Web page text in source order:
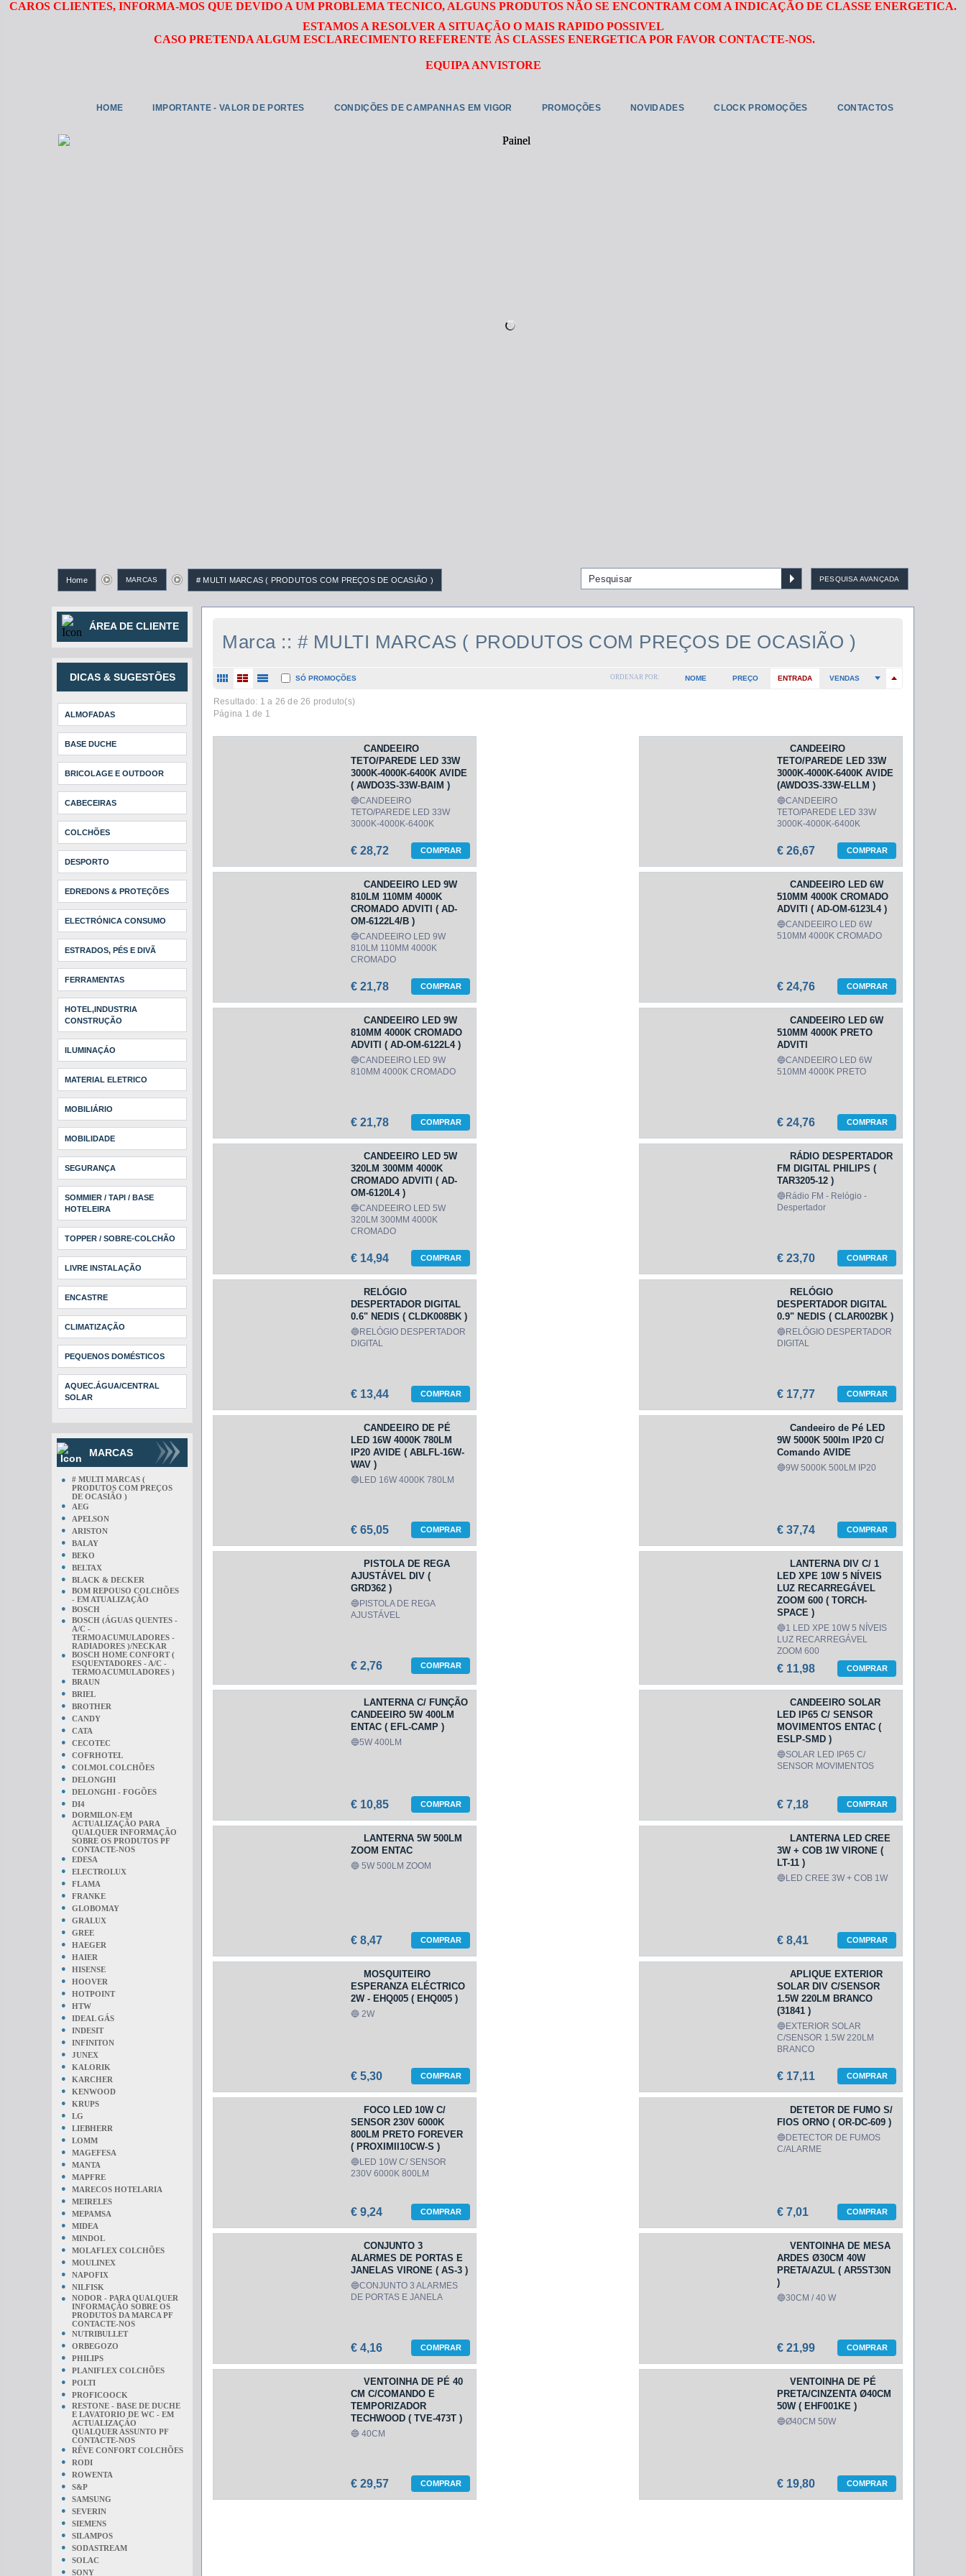
CAROS CLIENTES, INFORMA-MOS QUE DEVIDO A UM PROBLEMA TECNICO, ALGUNS PRODUTOS NÃO SE ENCONTRAM COM A INDICAÇÃO DE CLASSE ENERGETICA.
ESTAMOS A RESOLVER A SITUAÇÃO O MAIS RAPIDO POSSIVEL
CASO PRETENDA ALGUM ESCLARECIMENTO REFERENTE ÀS CLASSES ENERGETICA POR FAVOR CONTACTE-NOS.
EQUIPA ANVISTORE
HOME IMPORTANTE - VALOR DE PORTES CONDIÇÕES DE CAMPANHAS EM VIGOR PROMOÇÕES NOVIDADES CLOCK PROMOÇÕES CONTACTOS
Home MARCAS # MULTI MARCAS ( PRODUTOS COM PREÇOS DE OCASIÃO ) PESQUISA AVANÇADA
ÁREA DE CLIENTE
DICAS & SUGESTÕES
ALMOFADAS
BASE DUCHE
BRICOLAGE E OUTDOOR
CABECEIRAS
COLCHÕES
DESPORTO
EDREDONS & PROTEÇÕES
ELECTRÓNICA CONSUMO
ESTRADOS, PÉS E DIVÃ
FERRAMENTAS
HOTEL,INDUSTRIA
CONSTRUÇÃO
ILUMINAÇÁO
MATERIAL ELETRICO
MOBILIÁRIO
MOBILIDADE
SEGURANÇA
SOMMIER / TAPI / BASE
HOTELEIRA
TOPPER / SOBRE-COLCHÃO
LIVRE INSTALAÇÃO
ENCASTRE
CLIMATIZAÇÃO
PEQUENOS DOMÉSTICOS
AQUEC.ÁGUA/CENTRAL
SOLAR
MARCAS
●
# MULTI MARCAS (
PRODUTOS COM PREÇOS
DE OCASIÃO )
●
AEG
●
APELSON
●
ARISTON
●
BALAY
●
BEKO
●
BELTAX
●
BLACK & DECKER
●
BOM REPOUSO COLCHÕES
- EM ATUALIZAÇÃO
●
BOSCH
●
BOSCH (ÁGUAS QUENTES -
A/C -
TERMOACUMULADORES -
RADIADORES )/NECKAR
●
BOSCH HOME CONFORT (
ESQUENTADORES - A/C -
TERMOACUMULADORES )
●
BRAUN
●
BRIEL
●
BROTHER
●
CANDY
●
CATA
●
CECOTEC
●
COFRHOTEL
●
COLMOL COLCHÕES
●
DELONGHI
●
DELONGHI - FOGÕES
●
DI4
●
DORMILON-EM
ACTUALIZAÇÃO PARA
QUALQUER INFORMAÇÃO
SOBRE OS PRODUTOS PF
CONTACTE-NOS
●
EDESA
●
ELECTROLUX
●
FLAMA
●
FRANKE
●
GLOBOMAY
●
GRALUX
●
GREE
●
HAEGER
●
HAIER
●
HISENSE
●
HOOVER
●
HOTPOINT
●
HTW
●
IDEAL GÁS
●
INDESIT
●
INFINITON
●
JUNEX
●
KALORIK
●
KARCHER
●
KENWOOD
●
KRUPS
●
LG
●
LIEBHERR
●
LOMM
●
MAGEFESA
●
MANTA
●
MAPFRE
●
MARECOS HOTELARIA
●
MEIRELES
●
MEPAMSA
●
MIDEA
●
MINDOL
●
MOLAFLEX COLCHÕES
●
MOULINEX
●
NAPOFIX
●
NILFISK
●
NODOR - PARA QUALQUER
INFORMAÇÃO SOBRE OS
PRODUTOS DA MARCA PF
CONTACTE-NOS
●
NUTRIBULLET
●
ORBEGOZO
●
PHILIPS
●
PLANIFLEX COLCHÕES
●
POLTI
●
PROFICOOCK
●
RESTONE - BASE DE DUCHE
E LAVATORIO DE WC - EM
ACTUALIZAÇÁO
QUALQUER ASSUNTO PF
CONTACTE-NOS
●
RÊVE CONFORT COLCHÕES
●
RODI
●
ROWENTA
●
S&P
●
SAMSUNG
●
SEVERIN
●
SIEMENS
●
SILAMPOS
●
SODASTREAM
●
SOLAC
●
SONY
Marca :: # MULTI MARCAS ( PRODUTOS COM PREÇOS DE OCASIÃO )
SÓ PROMOÇÕES ORDENAR POR: NOME PREÇO ENTRADA VENDAS
Resultado: 1 a 26 de 26 produto(s)
Página 1 de 1
CANDEEIRO
TETO/PAREDE LED 33W
3000K-4000K-6400K AVIDE
( AWDO3S-33W-BAIM )
🔵CANDEEIRO
TETO/PAREDE LED 33W
3000K-4000K-6400K
€ 28,72 COMPRAR
CANDEEIRO
TETO/PAREDE LED 33W
3000K-4000K-6400K AVIDE
(AWDO3S-33W-ELLM )
🔵CANDEEIRO
TETO/PAREDE LED 33W
3000K-4000K-6400K
€ 26,67 COMPRAR
CANDEEIRO LED 9W
810LM 110MM 4000K
CROMADO ADVITI ( AD-
OM-6122L4/B )
🔵CANDEEIRO LED 9W
810LM 110MM 4000K
CROMADO
€ 21,78 COMPRAR
CANDEEIRO LED 6W
510MM 4000K CROMADO
ADVITI ( AD-OM-6123L4 )
🔵CANDEEIRO LED 6W
510MM 4000K CROMADO
€ 24,76 COMPRAR
CANDEEIRO LED 9W
810MM 4000K CROMADO
ADVITI ( AD-OM-6122L4 )
🔵CANDEEIRO LED 9W
810MM 4000K CROMADO
€ 21,78 COMPRAR
CANDEEIRO LED 6W
510MM 4000K PRETO
ADVITI
🔵CANDEEIRO LED 6W
510MM 4000K PRETO
€ 24,76 COMPRAR
CANDEEIRO LED 5W
320LM 300MM 4000K
CROMADO ADVITI ( AD-
OM-6120L4 )
🔵CANDEEIRO LED 5W
320LM 300MM 4000K
CROMADO
€ 14,94 COMPRAR
RÁDIO DESPERTADOR
FM DIGITAL PHILIPS (
TAR3205-12 )
🔵Rádio FM - Relógio -
Despertador
€ 23,70 COMPRAR
RELÓGIO
DESPERTADOR DIGITAL
0.6" NEDIS ( CLDK008BK )
🔵RELÓGIO DESPERTADOR
DIGITAL
€ 13,44 COMPRAR
RELÓGIO
DESPERTADOR DIGITAL
0.9" NEDIS ( CLAR002BK )
🔵RELÓGIO DESPERTADOR
DIGITAL
€ 17,77 COMPRAR
CANDEEIRO DE PÉ
LED 16W 4000K 780LM
IP20 AVIDE ( ABLFL-16W-
WAV )
🔵LED 16W 4000K 780LM
€ 65,05 COMPRAR
Candeeiro de Pé LED
9W 5000K 500lm IP20 C/
Comando AVIDE
🔵9W 5000K 500LM IP20
€ 37,74 COMPRAR
PISTOLA DE REGA
AJUSTÁVEL DIV (
GRD362 )
🔵PISTOLA DE REGA
AJUSTÁVEL
€ 2,76 COMPRAR
LANTERNA DIV C/ 1
LED XPE 10W 5 NÍVEIS
LUZ RECARREGÁVEL
ZOOM 600 ( TORCH-
SPACE )
🔵1 LED XPE 10W 5 NÍVEIS
LUZ RECARREGÁVEL
ZOOM 600
€ 11,98 COMPRAR
LANTERNA C/ FUNÇÃO
CANDEEIRO 5W 400LM
ENTAC ( EFL-CAMP )
🔵5W 400LM
€ 10,85 COMPRAR
CANDEEIRO SOLAR
LED IP65 C/ SENSOR
MOVIMENTOS ENTAC (
ESLP-SMD )
🔵SOLAR LED IP65 C/
SENSOR MOVIMENTOS
€ 7,18 COMPRAR
LANTERNA 5W 500LM
ZOOM ENTAC
🔵 5W 500LM ZOOM
€ 8,47 COMPRAR
LANTERNA LED CREE
3W + COB 1W VIRONE (
LT-11 )
🔵LED CREE 3W + COB 1W
€ 8,41 COMPRAR
MOSQUITEIRO
ESPERANZA ELÉCTRICO
2W - EHQ005 ( EHQ005 )
🔵 2W
€ 5,30 COMPRAR
APLIQUE EXTERIOR
SOLAR DIV C/SENSOR
1.5W 220LM BRANCO
(31841 )
🔵EXTERIOR SOLAR
C/SENSOR 1.5W 220LM
BRANCO
€ 17,11 COMPRAR
FOCO LED 10W C/
SENSOR 230V 6000K
800LM PRETO FOREVER
( PROXIMII10CW-S )
🔵LED 10W C/ SENSOR
230V 6000K 800LM
€ 9,24 COMPRAR
DETETOR DE FUMO S/
FIOS ORNO ( OR-DC-609 )
🔵DETECTOR DE FUMOS
C/ALARME
€ 7,01 COMPRAR
CONJUNTO 3
ALARMES DE PORTAS E
JANELAS VIRONE ( AS-3 )
🔵CONJUNTO 3 ALARMES
DE PORTAS E JANELA
€ 4,16 COMPRAR
VENTOINHA DE MESA
ARDES Ø30CM 40W
PRETA/AZUL ( AR5ST30N
)
🔵30CM / 40 W
€ 21,99 COMPRAR
VENTOINHA DE PÉ 40
CM C/COMANDO E
TEMPORIZADOR
TECHWOOD ( TVE-473T )
🔵 40CM
€ 29,57 COMPRAR
VENTOINHA DE PÉ
PRETA/CINZENTA Ø40CM
50W ( EHF001KE )
🔵Ø40CM 50W
€ 19,80 COMPRAR